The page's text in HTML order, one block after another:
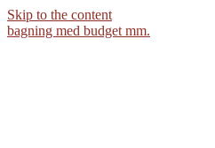
Skip to the content
bagning med budget mm.